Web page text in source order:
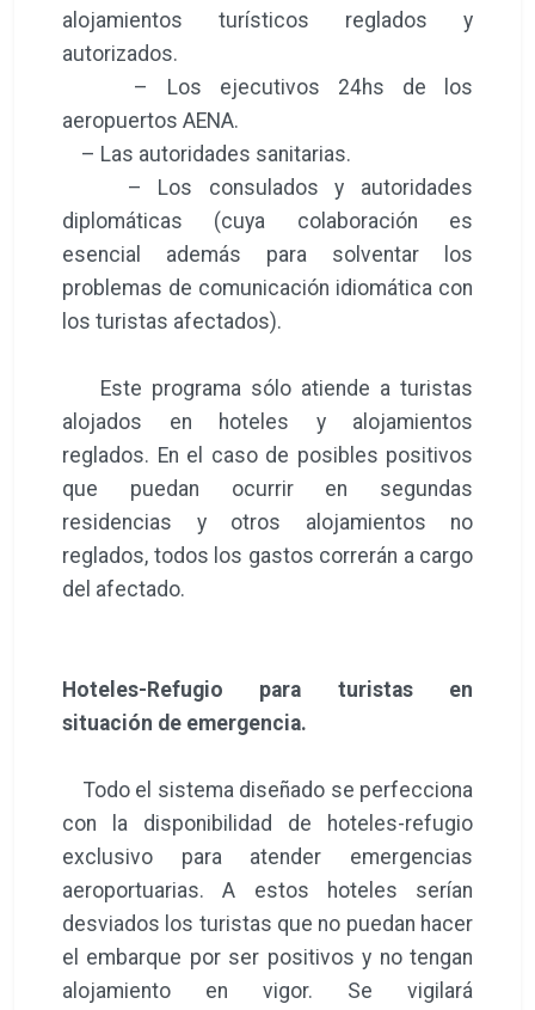
alojamientos turísticos reglados y
autorizados.
– Los ejecutivos 24hs de los
aeropuertos AENA.
– Las autoridades sanitarias.
– Los consulados y autoridades
diplomáticas (cuya colaboración es
esencial además para solventar los
problemas de comunicación idiomática con
los turistas afectados).
Este programa sólo atiende a turistas
alojados en hoteles y alojamientos
reglados. En el caso de posibles positivos
que puedan ocurrir en segundas
residencias y otros alojamientos no
reglados, todos los gastos correrán a cargo
del afectado.
Hoteles-Refugio para turistas en
situación de emergencia.
Todo el sistema diseñado se perfecciona
con la disponibilidad de hoteles-refugio
exclusivo para atender emergencias
aeroportuarias. A estos hoteles serían
desviados los turistas que no puedan hacer
el embarque por ser positivos y no tengan
alojamiento en vigor. Se vigilará